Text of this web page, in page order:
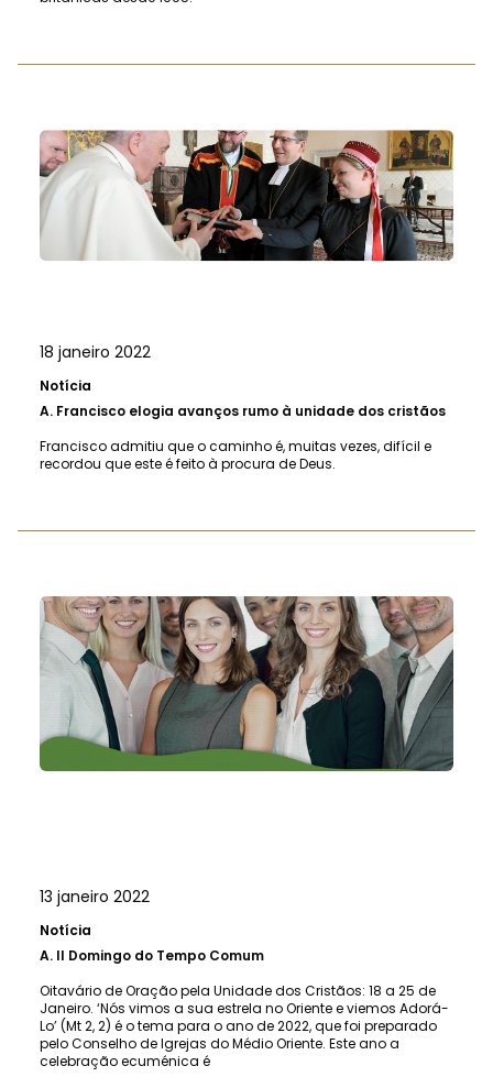
18 janeiro 2022
Notícia
A. Francisco elogia avanços rumo à unidade dos cristãos
Francisco admitiu que o caminho é, muitas vezes, difícil e
recordou que este é feito à procura de Deus.
13 janeiro 2022
Notícia
A. II Domingo do Tempo Comum
Oitavário de Oração pela Unidade dos Cristãos: 18 a 25 de
Janeiro. ‘Nós vimos a sua estrela no Oriente e viemos Adorá-
Lo’ (Mt 2, 2) é o tema para o ano de 2022, que foi preparado
pelo Conselho de Igrejas do Médio Oriente. Este ano a
celebração ecuménica é